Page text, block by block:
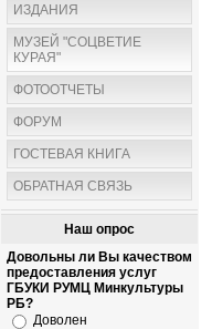
ИЗДАНИЯ
МУЗЕЙ "СОЦВЕТИЕ
КУРАЯ"
ФОТООТЧЕТЫ
ФОРУМ
ГОСТЕВАЯ КНИГА
ОБРАТНАЯ СВЯЗЬ
Наш опрос
Довольны ли Вы качеством
предоставления услуг
ГБУКИ РУМЦ Минкультуры
РБ?
Доволен